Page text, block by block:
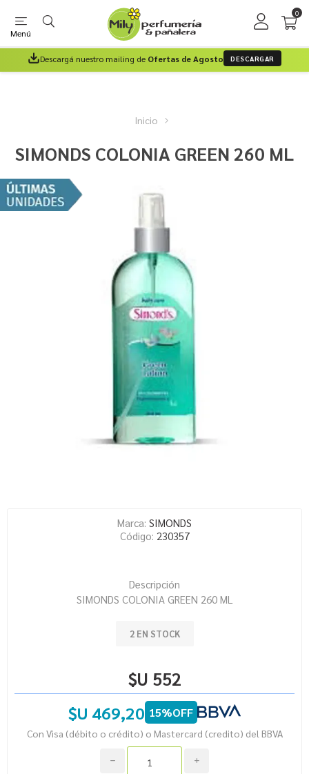
Menú
0
Descargá nuestro mailing de Ofertas de Agosto DESCARGAR
Inicio
SIMONDS COLONIA GREEN 260 ML
Marca: SIMONDS
Código: 230357
Descripción
SIMONDS COLONIA GREEN 260 ML
2 EN STOCK
$U 552
$U 469,20 15%OFF
Con Visa (débito o crédito) o Mastercard (credito) del BBVA
i
h